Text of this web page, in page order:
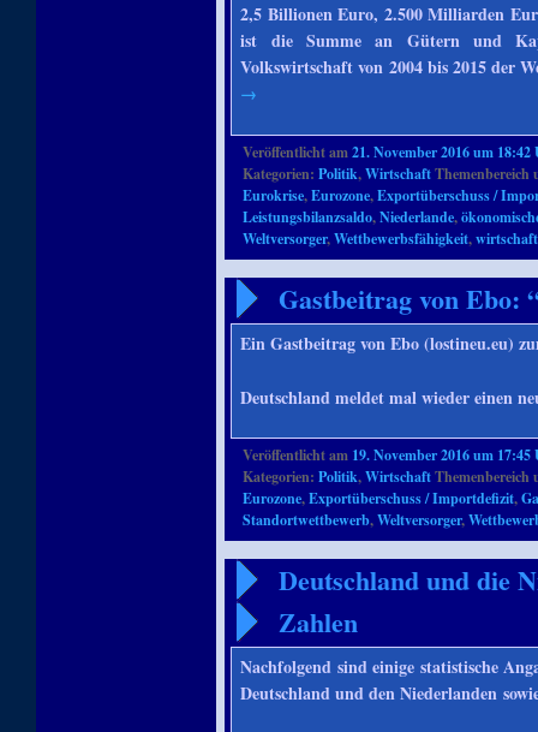
2,5 Billionen Euro, 2.500 Milliarden
ist die Summe an Gütern und
Volkswirtschaft von 2004 bis 2015 der
→
Veröffentlicht am21. November 2016 um 18:42
Kategorien:Politik,Wirtschaft
Eurokrise,Eurozone,Exportüberschuss /
Leistungsbilanzsaldo,Niederlande,
Weltversorger,Wettbewerbsfähigkeit,
Gastbeitrag von Ebo:
Ein Gastbeitrag von Ebo (lostineu.eu)
Deutschland meldet mal wieder einen
Veröffentlicht am 19. November 2016 um 17:45
Kategorien:Politik,Wirtschaft
Eurozone,Exportüberschuss / Importdefizit,
Standortwettbewerb,Weltversorger,
Deutschland und die
Zahlen
Nachfolgend sind einige statistische
Deutschland und den Niederlanden